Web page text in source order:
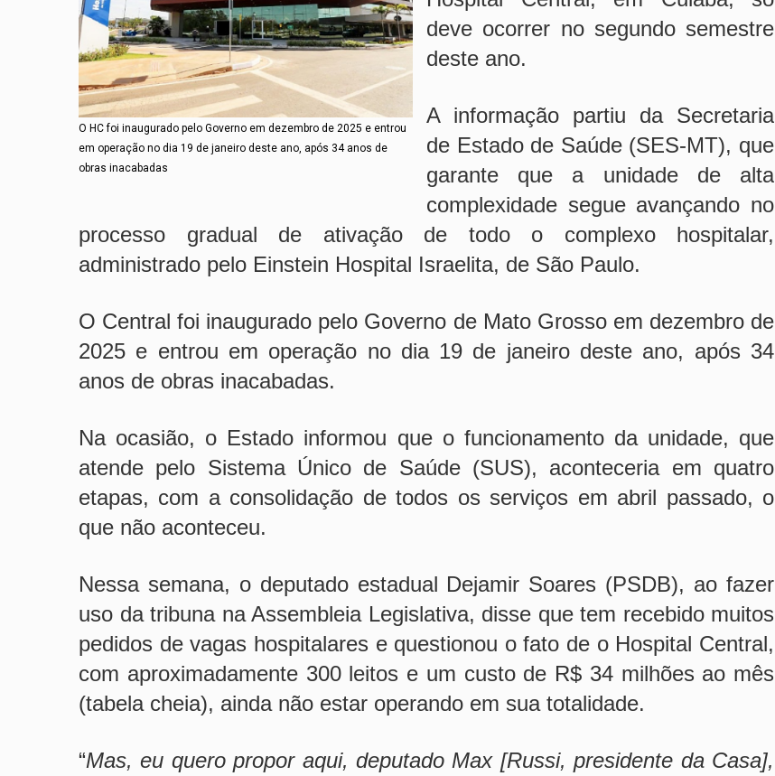
O HC foi inaugurado pelo Governo em dezembro de 2025 e entrou
em operação no dia 19 de janeiro deste ano, após 34 anos de
obras inacabadas
deve ocorrer no segundo semestre
deste ano.
A informação partiu da Secretaria
de Estado de Saúde (SES-MT), que
garante que a unidade de alta
complexidade segue avançando no
processo gradual de ativação de todo o complexo hospitalar,
administrado pelo Einstein Hospital Israelita, de São Paulo.
O Central foi inaugurado pelo Governo de Mato Grosso em dezembro de
2025 e entrou em operação no dia 19 de janeiro deste ano, após 34
anos de obras inacabadas.
Na ocasião, o Estado informou que o funcionamento da unidade, que
atende pelo Sistema Único de Saúde (SUS), aconteceria em quatro
etapas, com a consolidação de todos os serviços em abril passado, o
que não aconteceu.
Nessa semana, o deputado estadual Dejamir Soares (PSDB), ao fazer
uso da tribuna na Assembleia Legislativa, disse que tem recebido muitos
pedidos de vagas hospitalares e questionou o fato de o Hospital Central,
com aproximadamente 300 leitos e um custo de R$ 34 milhões ao mês
(tabela cheia), ainda não estar operando em sua totalidade.
“Mas, eu quero propor aqui, deputado Max [Russi, presidente da Casa],